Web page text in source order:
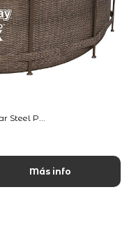
Steel P...
Más info